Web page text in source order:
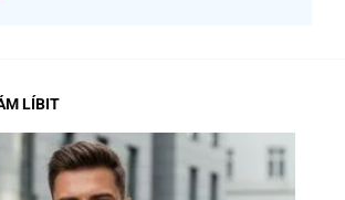
LÍBIT